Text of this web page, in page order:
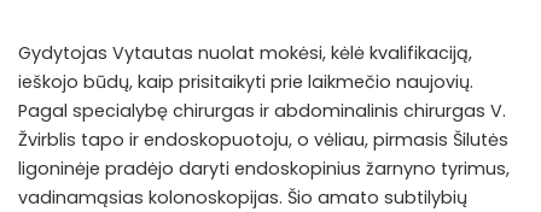
Gydytojas Vytautas nuolat mokėsi, kėlė kvalifikaciją,
ieškojo būdų, kaip prisitaikyti prie laikmečio naujovių.
Pagal specialybę chirurgas ir abdominalinis chirurgas V.
Žvirblis tapo ir endoskopuotoju, o vėliau, pirmasis Šilutės
ligoninėje pradėjo daryti endoskopinius žarnyno tyrimus,
vadinamąsias kolonoskopijas. Šio amato subtilybių